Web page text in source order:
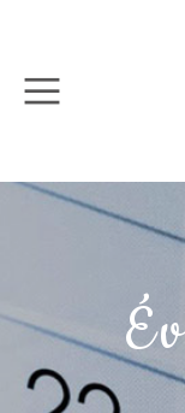
Aller au contenu
Rechercher